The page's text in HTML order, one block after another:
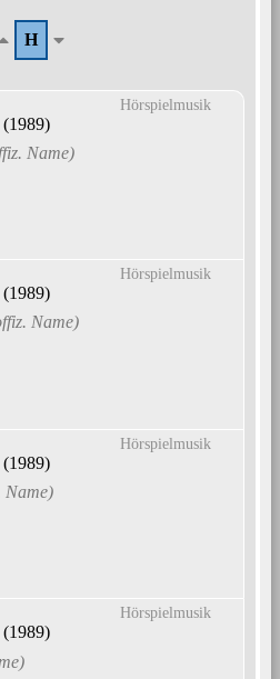
H
Hörspielmusik
(1989)
Hörspielmusik
(1989)
Hörspielmusik
(1989)
Hörspielmusik
(1989)